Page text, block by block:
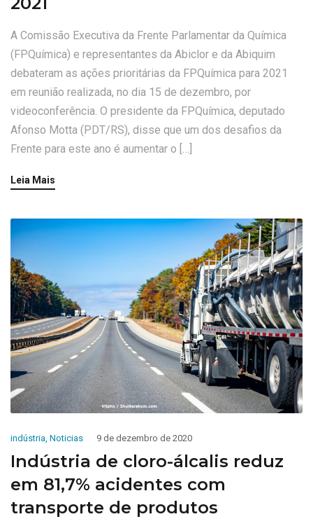
A Comissão Executiva da Frente Parlamentar da Química
(FPQuímica) e representantes da Abiclor e da Abiquim
debateram as ações prioritárias da FPQuímica para 2021
em reunião realizada, no dia 15 de dezembro, por
videoconferência. O presidente da FPQuímica, deputado
Afonso Motta (PDT/RS), disse que um dos desafios da
Frente para este ano é aumentar o […]
Leia Mais
indústria, Noticias 9 de dezembro de 2020
Indústria de cloro-álcalis reduz
em 81,7% acidentes com
transporte de produtos